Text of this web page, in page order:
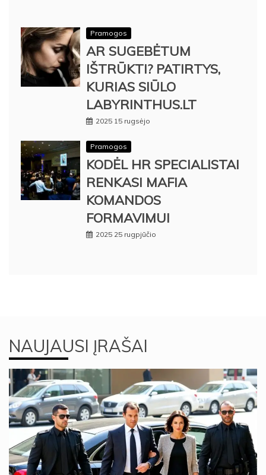
Pramogos
AR SUGEBĖTUM
IŠTRŪKTI? PATIRTYS,
KURIAS SIŪLO
LABYRINTHUS.LT
2025 15 rugsėjo
Pramogos
KODĖL HR SPECIALISTAI
RENKASI MAFIA
KOMANDOS
FORMAVIMUI
2025 25 rugpjūčio
NAUJAUSI ĮRAŠAI